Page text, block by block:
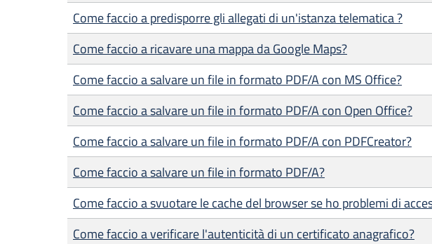
Come faccio a predisporre gli allegati di un'istanza telematica ?
Come faccio a ricavare una mappa da Google Maps?
Come faccio a salvare un file in formato PDF/A con MS Office?
Come faccio a salvare un file in formato PDF/A con Open Office?
Come faccio a salvare un file in formato PDF/A con PDFCreator?
Come faccio a salvare un file in formato PDF/A?
Come faccio a svuotare le cache del browser se ho problemi di
Come faccio a verificare l'autenticità di un certificato anagrafico?